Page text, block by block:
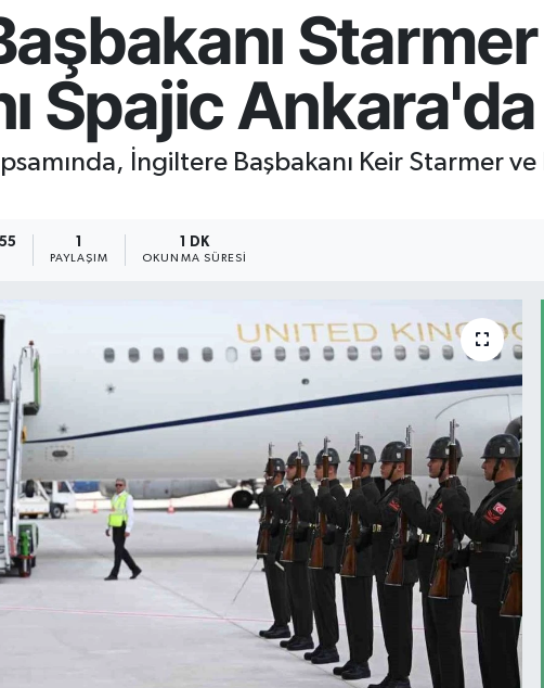
Spajic Ankara'da
İngiltere Başbakanı Keir Starmer
PAYLAŞIM
1 DK
OKUNMA SÜRESI